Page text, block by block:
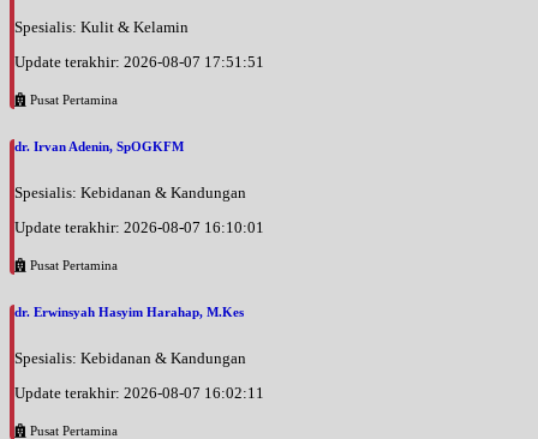
Spesialis: Kulit & Kelamin
Update terakhir: 2026-08-07 17:51:51
Pusat Pertamina
dr. Irvan Adenin, SpOGKFM
Spesialis: Kebidanan & Kandungan
Update terakhir: 2026-08-07 16:10:01
Pusat Pertamina
dr. Erwinsyah Hasyim Harahap, M.Kes
Spesialis: Kebidanan & Kandungan
Update terakhir: 2026-08-07 16:02:11
Pusat Pertamina